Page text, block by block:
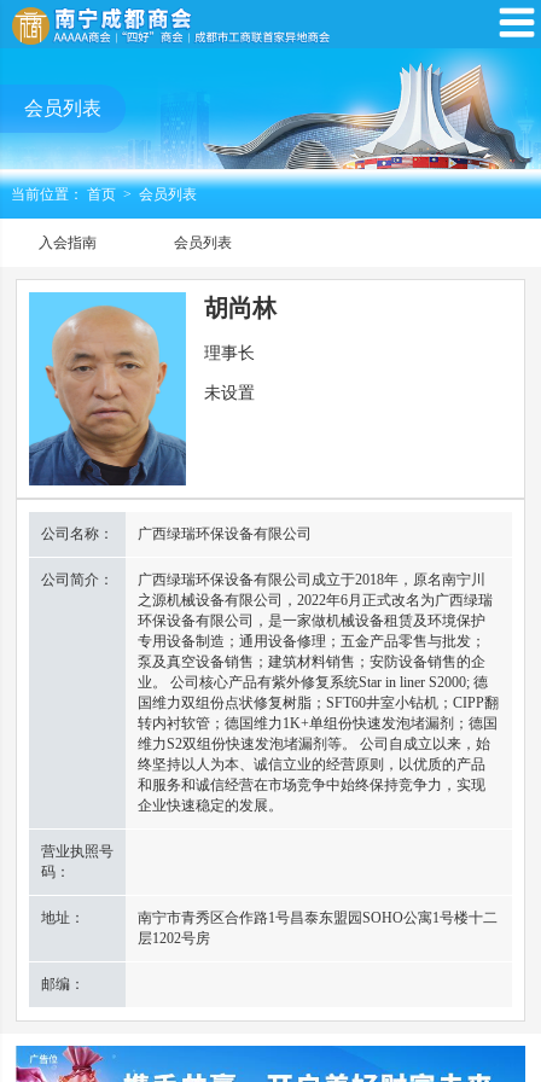
会员列表
当前位置： 首页> 会员列表
入会指南 会员列表
胡尚林
理事长
未设置
公司名称： 广西绿瑞环保设备有限公司
公司简介：
广西绿瑞环保设备有限公司成立于2018年，原名南宁川
之源机械设备有限公司，2022年6月正式改名为广西绿瑞
环保设备有限公司，是一家做机械设备租赁及环境保护
专用设备制造；通用设备修理；五金产品零售与批发；
泵及真空设备销售；建筑材料销售；安防设备销售的企
业。 公司核心产品有紫外修复系统Star in liner S2000; 德
国维力双组份点状修复树脂；SFT60井室小钻机；CIPP翻
转内衬软管；德国维力1K+单组份快速发泡堵漏剂；德国
维力S2双组份快速发泡堵漏剂等。 公司自成立以来，始
终坚持以人为本、诚信立业的经营原则，以优质的产品
和服务和诚信经营在市场竞争中始终保持竞争力，实现
企业快速稳定的发展。
营业执照号
码：
地址：
南宁市青秀区合作路1号昌泰东盟园SOHO公寓1号楼十二
层1202号房
邮编：